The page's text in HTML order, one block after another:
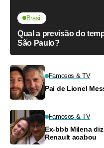
Brasil
Qual a previsão do
São Paulo?
Famosos & TV
Pai de Lionel
Famosos & TV
Ex-bbb Milena
Renault acabou